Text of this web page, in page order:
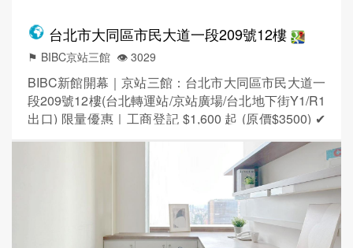
台北市大同區市民大道一段209號12樓
⚑ BIBC京站三館 👁️‍ 3029
BIBC新館開幕｜京站三館：台北市大同區市民大道一
段209號12樓(台北轉運站/京站廣場/台北地下街Y1/R1
出口) 限量優惠｜工商登記 $1,600 起 (原價$3500) ✔
｜台北雙星商圈，企業形象升級! 獨立辦公室｜早鳥租
金8折起 ✔ 免費專屬停車位 ✔ 免費影印額度 ✔ 會員卡
專屬折扣 ✔ 免費參與所有講座與活動 ✔ 會議室點數＋